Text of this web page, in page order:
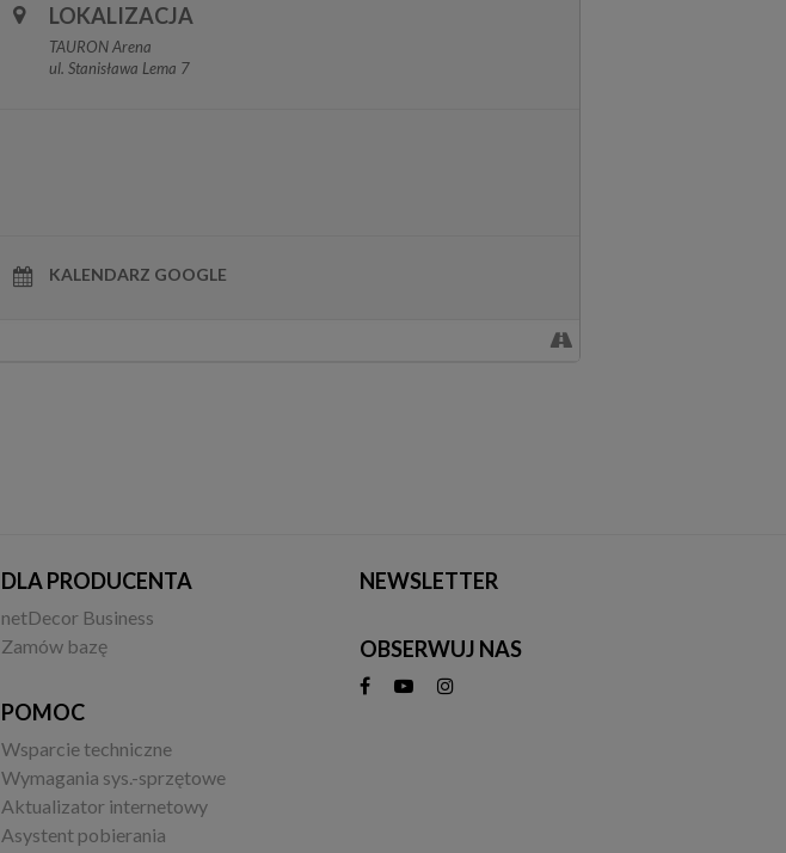
LOKALIZACJA
TAURON Arena
ul. Stanisława Lema 7
KALENDARZ GOOGLE
DLA PRODUCENTA
netDecor Business
Zamów bazę
POMOC
Wsparcie techniczne
Wymagania sys.-sprzętowe
Aktualizator internetowy
Asystent pobierania
NEWSLETTER
OBSERWUJ NAS